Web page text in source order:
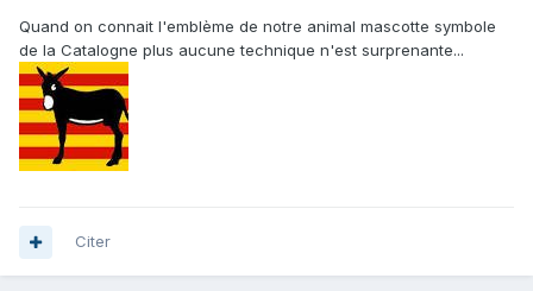
Quand on connait l'emblème de notre animal mascotte symbole
de la Catalogne plus aucune technique n'est surprenante...
Citer